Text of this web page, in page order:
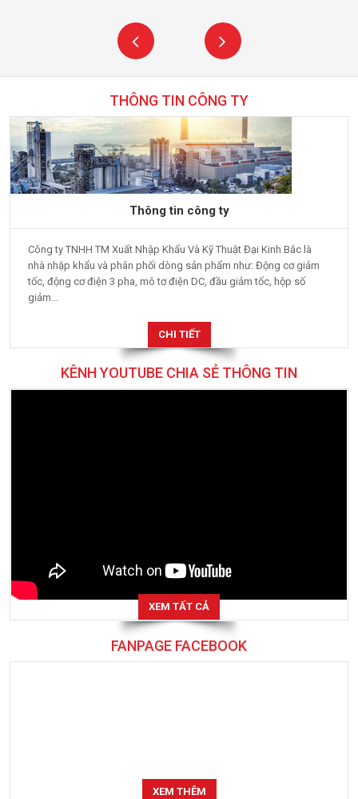
THÔNG TIN CÔNG TY
Thông tin công ty
Công ty TNHH TM Xuất Nhập Khẩu Và Kỹ Thuật Đại Kinh Bắc là
nhà nhập khẩu và phân phối dòng sản phẩm như: Động cơ giảm
tốc, động cơ điện 3 pha, mô tơ điện DC, đầu giảm tốc, hộp số
giảm...
CHI TIẾT
KÊNH YOUTUBE CHIA SẺ THÔNG TIN
XEM TẤT CẢ
FANPAGE FACEBOOK
XEM THÊM